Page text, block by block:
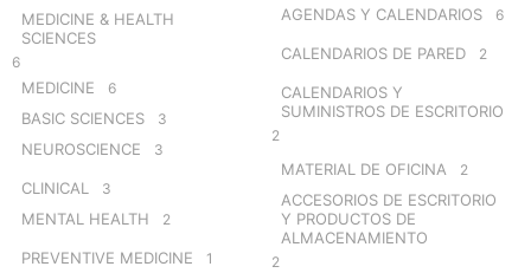
MEDICINE & HEALTH
SCIENCES
6
MEDICINE 6
BASIC SCIENCES 3
NEUROSCIENCE 3
CLINICAL 3
MENTAL HEALTH 2
PREVENTIVE MEDICINE 1
AGENDAS Y CALENDARIOS 6
CALENDARIOS DE PARED 2
CALENDARIOS Y
SUMINISTROS DE ESCRITORIO
2
MATERIAL DE OFICINA 2
ACCESORIOS DE ESCRITORIO
Y PRODUCTOS DE
ALMACENAMIENTO
2